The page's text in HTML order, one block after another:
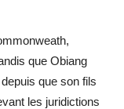
que Obiang
que son fils
les juridictions